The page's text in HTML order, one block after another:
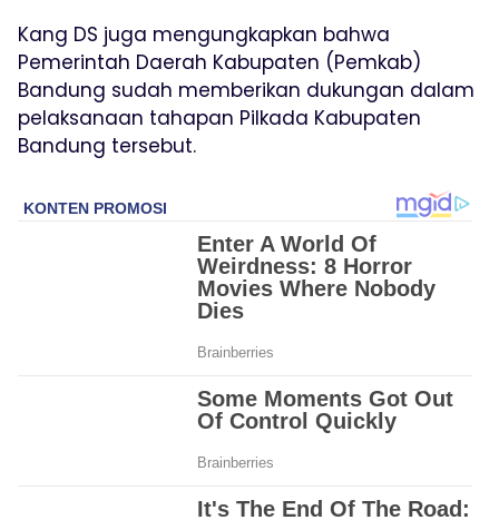
Kang DS juga mengungkapkan bahwa
Pemerintah Daerah Kabupaten (Pemkab)
Bandung sudah memberikan dukungan dalam
pelaksanaan tahapan Pilkada Kabupaten
Bandung tersebut.